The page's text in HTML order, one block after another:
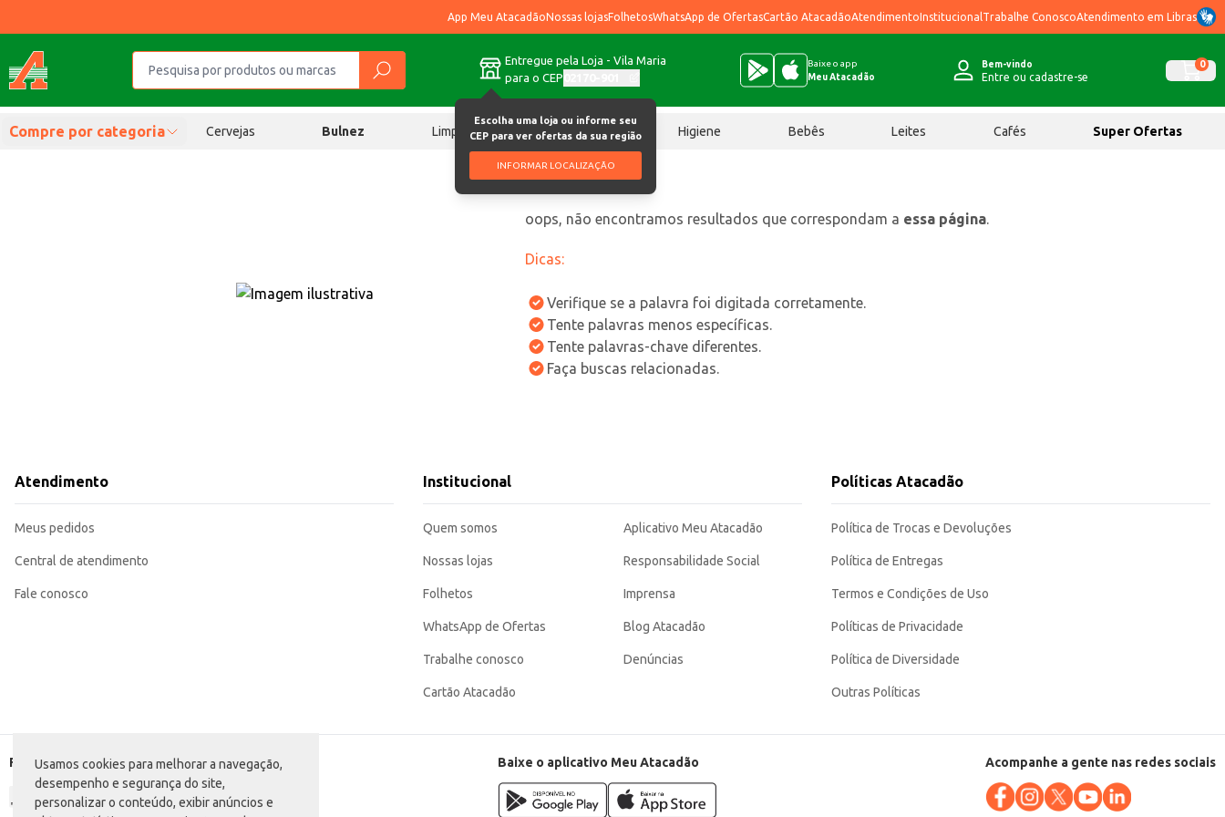
Usamos cookies para melhorar a navegação,
desempenho e segurança do site,
personalizar o conteúdo, exibir anúncios e
App Meu AtacadãoNossas lojasFolhetosWhatsApp de OfertasCartão AtacadãoAtendimentoInstitucional Trabalhe ConoscoAtendimento em Libras
Entregue pela Loja - Vila Maria
para o CEP
Escolha uma loja ou informe seu
CEP para ver ofertas da sua região
INFORMAR LOCALIZAÇÃO
Baixe o app
Meu Atacadão
Bem-vindo
Entre ou cadastre-se
0
Compre por categoria Cervejas Bulnez Limpeza Chocolates Higiene Bebês Leites Cafés Super Ofertas
oops, não encontramos resultados que correspondam a essa página.
Dicas:
Verifique se a palavra foi digitada corretamente.
Tente palavras menos específicas.
Tente palavras-chave diferentes.
Faça buscas relacionadas.
Atendimento
Meus pedidos
Central de atendimento
Fale conosco
Institucional
Quem somos
Nossas lojas
Folhetos
WhatsApp de Ofertas
Trabalhe conosco
Cartão Atacadão
Aplicativo Meu Atacadão
Responsabilidade Social
Imprensa
Blog Atacadão
Denúncias
Políticas Atacadão
Política de Trocas e Devoluções
Política de Entregas
Termos e Condições de Uso
Políticas de Privacidade
Política de Diversidade
Outras Políticas
Formas de pagamento Baixe o aplicativo Meu Atacadão Acompanhe a gente nas redes sociais